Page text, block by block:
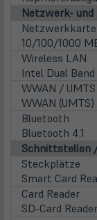
Netzwerk- und
Netzwerkkarte
10/100/1000
Wireless LAN
Intel Dual
WWAN / UMTS
WWAN
Bluetooth
Bluetooth 4.1
Schnittstellen
Steckplätze
Smart Card
Card Reader
SD-Card Reader